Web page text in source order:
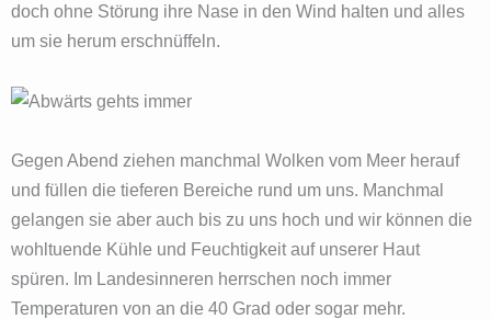
doch ohne Störung ihre Nase in den Wind halten und alles
um sie herum erschnüffeln.
Gegen Abend ziehen manchmal Wolken vom Meer herauf
und füllen die tieferen Bereiche rund um uns. Manchmal
gelangen sie aber auch bis zu uns hoch und wir können die
wohltuende Kühle und Feuchtigkeit auf unserer Haut
spüren. Im Landesinneren herrschen noch immer
Temperaturen von an die 40 Grad oder sogar mehr.